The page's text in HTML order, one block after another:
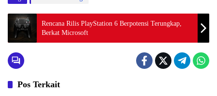
Rencana Rilis PlayStation 6 Berpotensi Terungkap,
Berkat Microsoft
Pos Terkait